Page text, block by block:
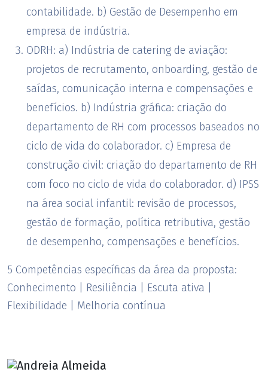
contabilidade. b) Gestão de Desempenho em
empresa de indústria.
ODRH: a) Indústria de catering de aviação:
projetos de recrutamento, onboarding, gestão de
saídas, comunicação interna e compensações e
benefícios. b) Indústria gráfica: criação do
departamento de RH com processos baseados no
ciclo de vida do colaborador. c) Empresa de
construção civil: criação do departamento de RH
com foco no ciclo de vida do colaborador. d) IPSS
na área social infantil: revisão de processos,
gestão de formação, política retributiva, gestão
de desempenho, compensações e benefícios.
5 Competências específicas da área da proposta:
Conhecimento | Resiliência | Escuta ativa |
Flexibilidade | Melhoria contínua